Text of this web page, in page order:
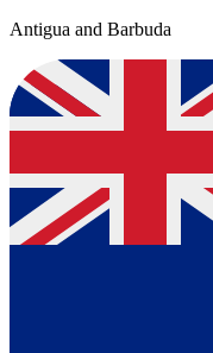
Antigua and Barbuda